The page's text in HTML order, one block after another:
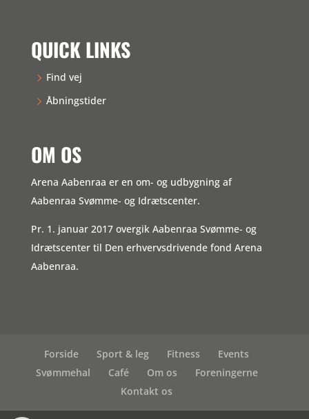
QUICK LINKS
Find vej
Åbningstider
OM OS
Arena Aabenraa er en om- og udbygning af
Aabenraa Svømme- og Idrætscenter.
Pr. 1. januar 2017 overgik Aabenraa Svømme- og
Idrætscenter til Den erhvervsdrivende fond Arena
Aabenraa.
Forside Sport & leg Fitness
Events
Svømmehal
Café Om os
Foreningerne
Kontakt os